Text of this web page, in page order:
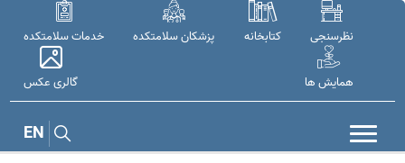
نظرسنجی کتابخانه پزشکان سلامتکده خدمات سلامتکده
همایش ها گالری عکس
EN